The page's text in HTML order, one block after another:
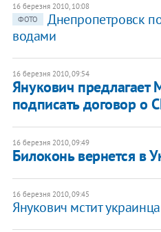
16 березня 2010, 10:08
ФОТО
Днепропетровск
водами
16 березня 2010, 09:54
Янукович предлагает
подписать договор о
16 березня 2010, 09:49
Билоконь вернется в
16 березня 2010, 09:45
Янукович мстит